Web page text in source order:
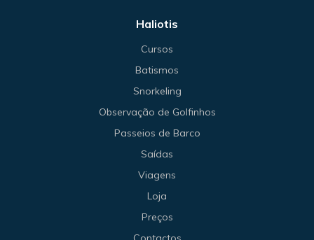
Haliotis
Cursos
Batismos
Snorkeling
Observação de Golfinhos
Passeios de Barco
Saídas
Viagens
Loja
Preços